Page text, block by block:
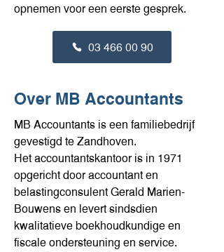
opnemen voor een eerste gesprek.
03 466 00 90
Over MB Accountants
MB Accountants is een familiebedrijf
gevestigd te Zandhoven.
Het accountantskantoor is in 1971
opgericht door accountant en
belastingconsulent Gerald Marien-
Bouwens en levert sindsdien
kwalitatieve boekhoudkundige en
fiscale ondersteuning en service.